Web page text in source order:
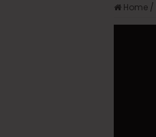
Home /